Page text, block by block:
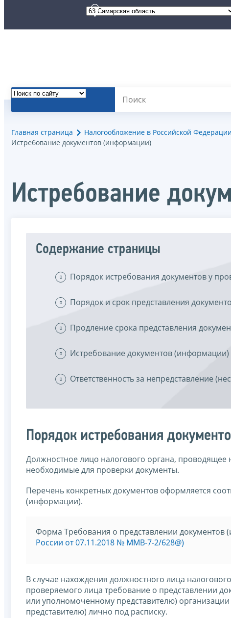
Главная страница Налогообложение в Российской Федерации
Истребование документов (информации)
Истребование
Содержание страницы
Порядок истребования документов у
Порядок и срок представления
Продление срока представления
Истребование документов
Ответственность за непредставление
Порядок истребования
Должностное лицо налогового органа, проводящее
необходимые для проверки документы.
Перечень конкретных документов оформляется
(информации).
Форма Требования о представлении
России от 07.11.2018 № ММВ-7-2/628@)
В случае нахождения должностного лица
проверяемого лица требование о представлении
или уполномоченному представителю)
представителю) лично под расписку.